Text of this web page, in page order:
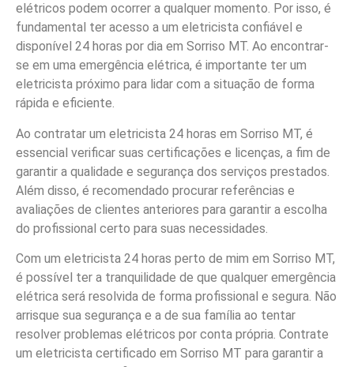
elétricos podem ocorrer a qualquer momento. Por isso, é
fundamental ter acesso a um eletricista confiável e
disponível 24 horas por dia em Sorriso MT. Ao encontrar-
se em uma emergência elétrica, é importante ter um
eletricista próximo para lidar com a situação de forma
rápida e eficiente.
Ao contratar um eletricista 24 horas em Sorriso MT, é
essencial verificar suas certificações e licenças, a fim de
garantir a qualidade e segurança dos serviços prestados.
Além disso, é recomendado procurar referências e
avaliações de clientes anteriores para garantir a escolha
do profissional certo para suas necessidades.
Com um eletricista 24 horas perto de mim em Sorriso MT,
é possível ter a tranquilidade de que qualquer emergência
elétrica será resolvida de forma profissional e segura. Não
arrisque sua segurança e a de sua família ao tentar
resolver problemas elétricos por conta própria. Contrate
um eletricista certificado em Sorriso MT para garantir a